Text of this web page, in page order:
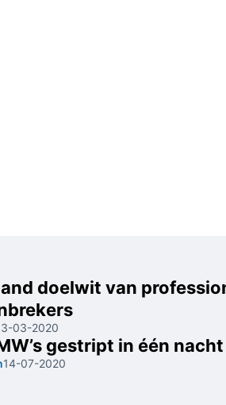
doelwit van
03-2020
gestript in één nacht
14-07-2020